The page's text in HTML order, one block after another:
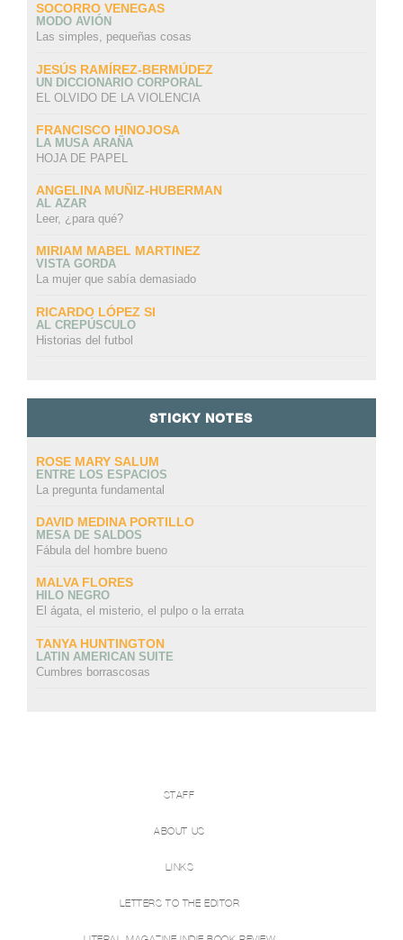
SOCORRO VENEGAS
MODO AVIÓN
Las simples, pequeñas cosas
JESÚS RAMÍREZ-BERMÚDEZ
UN DICCIONARIO CORPORAL
EL OLVIDO DE LA VIOLENCIA
FRANCISCO HINOJOSA
LA MUSA ARAÑA
HOJA DE PAPEL
ANGELINA MUÑIZ-HUBERMAN
AL AZAR
Leer, ¿para qué?
MIRIAM MABEL MARTINEZ
VISTA GORDA
La mujer que sabía demasiado
RICARDO LÓPEZ SI
AL CREPÚSCULO
Historias del futbol
STICKY NOTES
ROSE MARY SALUM
ENTRE LOS ESPACIOS
La pregunta fundamental
DAVID MEDINA PORTILLO
MESA DE SALDOS
Fábula del hombre bueno
MALVA FLORES
HILO NEGRO
El ágata, el misterio, el pulpo o la errata
TANYA HUNTINGTON
LATIN AMERICAN SUITE
Cumbres borrascosas
STAFF
ABOUT US
LINKS
LETTERS TO THE EDITOR